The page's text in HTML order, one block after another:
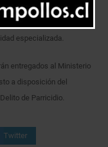
civil, F.S.A.C. (78), se
fue ubicado y detenido
especializada.
entregados al Ministerio
a disposición del
de Parricidio.
Twitter